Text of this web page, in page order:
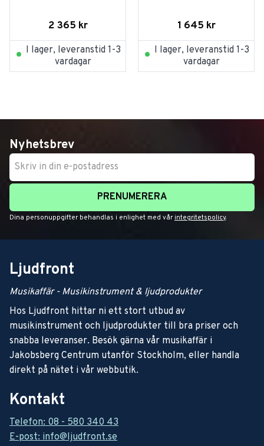
2 365 kr
I lager, leveranstid 1-3
vardagar
1 645 kr
I lager, leveranstid 1-3
vardagar
Nyhetsbrev
PRENUMERERA
Dina personuppgifter behandlas i enlighet med vår integritetspolicy.
Ljudfront
Musikaffär - Musikinstrument & ljudprodukter
Hos Ljudfront hittar ni ett stort utbud av
musikinstrument och ljudprodukter till bra priser och
snabba leveranser. Besök gärna vår musikaffär i
Jakobsberg Centrum utanför Stockholm, eller handla
direkt på nätet i vår webbutik.
Kontakt
Telefon: 08 - 580 340 43
E-post: info@ljudfront.se